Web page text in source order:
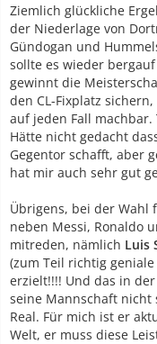
Ziemlich glückliche
der Niederlage von
Gündogan und
sollte es wieder
gewinnt die
den CL-Fixplatz
auf jeden Fall machbar.
Hätte nicht gedacht
Gegentor schafft, aber
hat mir auch sehr gut
Übrigens, bei der Wahl
neben Messi, Ronaldo
mitreden, nämlich Luis
(zum Teil richtig
erzielt!!!! Und das in
seine Mannschaft nicht
Real. Für mich ist er
Welt, er muss diese